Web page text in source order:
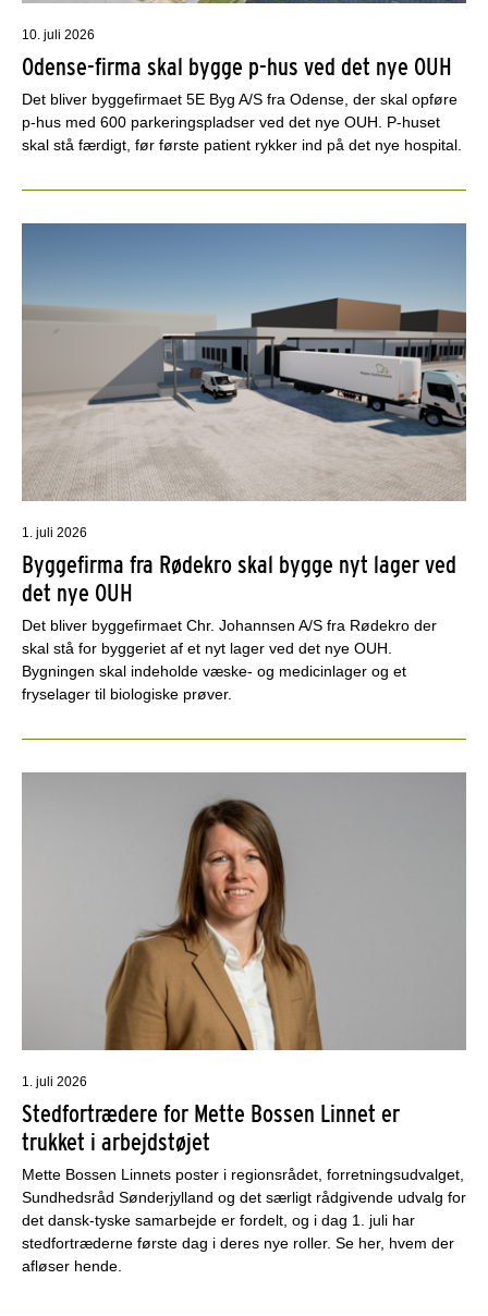
10. juli 2026
Odense-firma skal bygge p-hus ved det nye OUH
Det bliver byggefirmaet 5E Byg A/S fra Odense, der skal opføre
p-hus med 600 parkeringspladser ved det nye OUH. P-huset
skal stå færdigt, før første patient rykker ind på det nye hospital.
1. juli 2026
Byggefirma fra Rødekro skal bygge nyt lager ved
det nye OUH
Det bliver byggefirmaet Chr. Johannsen A/S fra Rødekro der
skal stå for byggeriet af et nyt lager ved det nye OUH.
Bygningen skal indeholde væske- og medicinlager og et
fryselager til biologiske prøver.
1. juli 2026
Stedfortrædere for Mette Bossen Linnet er
trukket i arbejdstøjet
Mette Bossen Linnets poster i regionsrådet, forretningsudvalget,
Sundhedsråd Sønderjylland og det særligt rådgivende udvalg for
det dansk-tyske samarbejde er fordelt, og i dag 1. juli har
stedfortræderne første dag i deres nye roller. Se her, hvem der
afløser hende.